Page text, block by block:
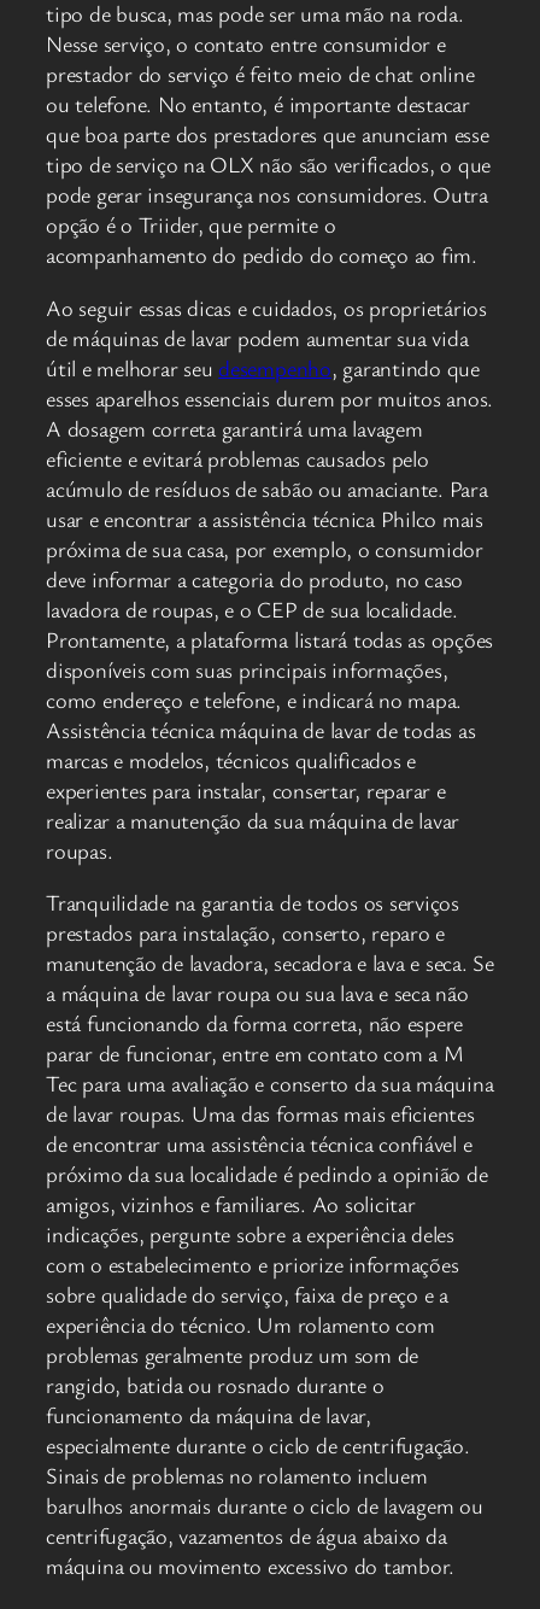
tipo de busca, mas pode ser uma mão na roda.
Nesse serviço, o contato entre consumidor e
prestador do serviço é feito meio de chat online
ou telefone. No entanto, é importante destacar
que boa parte dos prestadores que anunciam esse
tipo de serviço na OLX não são verificados, o que
pode gerar insegurança nos consumidores. Outra
opção é o Triider, que permite o
acompanhamento do pedido do começo ao fim.
Ao seguir essas dicas e cuidados, os proprietários
de máquinas de lavar podem aumentar sua vida
útil e melhorar seudesempenho, garantindo que
esses aparelhos essenciais durem por muitos anos.
A dosagem correta garantirá uma lavagem
eficiente e evitará problemas causados pelo
acúmulo de resíduos de sabão ou amaciante. Para
usar e encontrar a assistência técnica Philco mais
próxima de sua casa, por exemplo, o consumidor
deve informar a categoria do produto, no caso
lavadora de roupas, e o CEP de sua localidade.
Prontamente, a plataforma listará todas as opções
disponíveis com suas principais informações,
como endereço e telefone, e indicará no mapa.
Assistência técnica máquina de lavar de todas as
marcas e modelos, técnicos qualificados e
experientes para instalar, consertar, reparar e
realizar a manutenção da sua máquina de lavar
roupas.
Tranquilidade na garantia de todos os serviços
prestados para instalação, conserto, reparo e
manutenção de lavadora, secadora e lava e seca. Se
a máquina de lavar roupa ou sua lava e seca não
está funcionando da forma correta, não espere
parar de funcionar, entre em contato com a M
Tec para uma avaliação e conserto da sua máquina
de lavar roupas. Uma das formas mais eficientes
de encontrar uma assistência técnica confiável e
próximo da sua localidade é pedindo a opinião de
amigos, vizinhos e familiares. Ao solicitar
indicações, pergunte sobre a experiência deles
com o estabelecimento e priorize informações
sobre qualidade do serviço, faixa de preço e a
experiência do técnico. Um rolamento com
problemas geralmente produz um som de
rangido, batida ou rosnado durante o
funcionamento da máquina de lavar,
especialmente durante o ciclo de centrifugação.
Sinais de problemas no rolamento incluem
barulhos anormais durante o ciclo de lavagem ou
centrifugação, vazamentos de água abaixo da
máquina ou movimento excessivo do tambor.